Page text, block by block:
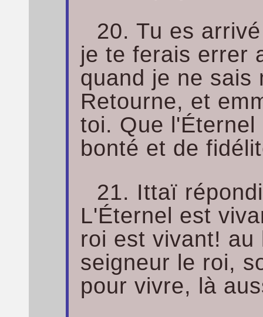
20. Tu es
je te ferais errer
quand je ne sais
Retourne, et
toi. Que
bonté et de
21. Ittaï
L'Éternel est
roi est vivant! au
seigneur le roi,
pour vivre, là